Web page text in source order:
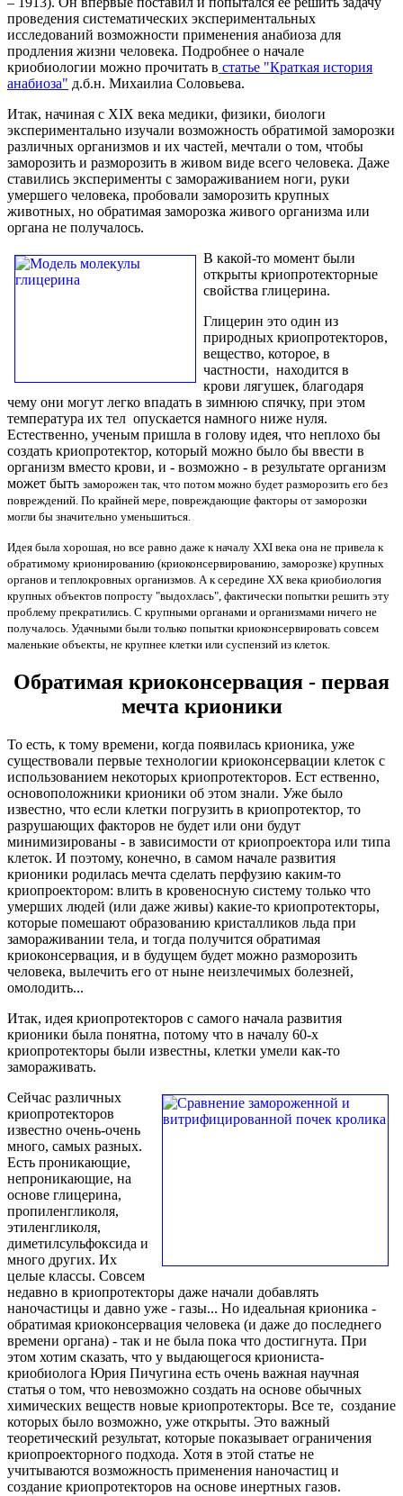
проведения систематических экспериментальных
исследований возможности применения анабиоза для
продления жизни человека. Подробнее о начале
криобиологии можно прочитать в статье "Краткая история
анабиоза" д.б.н. Михаилиа Соловьева.
Итак, начиная с XIX века медики, физики, биологи
экспериментально изучали возможность обратимой заморозки
различных организмов и их частей, мечтали о том, чтобы
заморозить и разморозить в живом виде всего человека. Даже
ставились эксперименты с замораживанием ноги, руки
умершего человека, пробовали заморозить крупных
животных, но обратимая заморозка живого организма или
органа не получалось.
В какой-то момент были
открыты криопротекторные
свойства глицерина.
Глицерин это один из
природных криопротекторов,
вещество, которое, в
частности, находится в
крови лягушек, благодаря
чему они могут легко впадать в зимнюю спячку, при этом
температура их тел опускается намного ниже нуля.
Естественно, ученым пришла в голову идея, что неплохо бы
создать криопротектор, который можно было бы ввести в
организм вместо крови, и - возможно - в результате организм
может быть заморожен так, что потом можно будет разморозить его без
повреждений. По крайней мере, повреждающие факторы от заморозки
могли бы значительно уменьшиться.
Идея была хорошая, но все равно даже к началу XXI века она не привела к
обратимому крионированию (криоконсервированию, заморозке) крупных
органов и теплокровных организмов. А к середине XX века криобиология
крупных объектов попросту "выдохлась", фактически попытки решить эту
проблему прекратились. С крупными органами и организмами ничего не
получалось. Удачными были только попытки криоконсервировать совсем
маленькие объекты, не крупнее клетки или суспензий из клеток.
Обратимая криоконсервация - первая
мечта крионики
То есть, к тому времени, когда появилась крионика, уже
существовали первые технологии криоконсервации клеток с
использованием некоторых криопротекторов. Ест ественно,
основоположники крионики об этом знали. Уже было
известно, что если клетки погрузить в криопротектор, то
разрушающих факторов не будет или они будут
минимизированы - в зависимости от криопроектора или типа
клеток. И поэтому, конечно, в самом начале развития
крионики родилась мечта сделать перфузию каким-то
криопроектором: влить в кровеносную систему только что
умерших людей (или даже живы) какие-то криопротекторы,
которые помешают образованию кристалликов льда при
замораживании тела, и тогда получится обратимая
криоконсервация, и в будущем будет можно разморозить
человека, вылечить его от ныне неизлечимых болезней,
омолодить...
Итак, идея криопротекторов с самого начала развития
крионики была понятна, потому что в началу 60-х
криопротекторы были известны, клетки умели как-то
замораживать.
Сейчас различных
криопротекторов
известно очень-очень
много, самых разных.
Есть проникающие,
непроникающие, на
основе глицерина,
пропиленгликоля,
этиленгликоля,
диметилсульфоксида и
много других. Их
целые классы. Совсем
недавно в криопротекторы даже начали добавлять
наночастицы и давно уже - газы... Но идеальная крионика -
обратимая криоконсервация человека (и даже до последнего
времени органа) - так и не была пока что достигнута. При
этом хотим сказать, что у выдающегося криониста-
криобиолога Юрия Пичугина есть очень важная научная
статья о том, что невозможно создать на основе обычных
химических веществ новые криопротекторы. Все те, создание
которых было возможно, уже открыты. Это важный
теоретический результат, которые показывает ограничения
криопроекторного подхода. Хотя в этой статье не
учитываются возможность применения наночастиц и
создание криопротекторов на основе инертных газов.